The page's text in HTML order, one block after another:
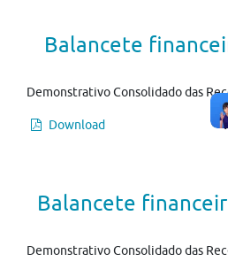
Balancete
Demonstrativo Consolidado das
Download
Balancete
Demonstrativo Consolidado das